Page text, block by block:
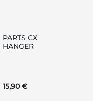
PARTS CX
HANGER
15,90 €
Aggiungi
al